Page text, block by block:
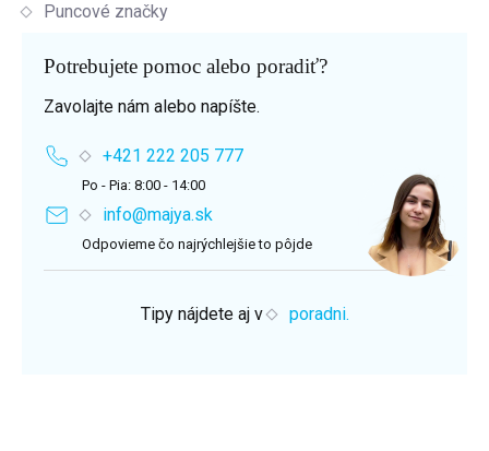
Puncové značky
Potrebujete pomoc alebo poradiť?
Zavolajte nám alebo napíšte.
+421 222 205 777
Po - Pia: 8:00 - 14:00
info@majya.sk
Odpovieme čo najrýchlejšie to pôjde
Tipy nájdete aj v poradni.